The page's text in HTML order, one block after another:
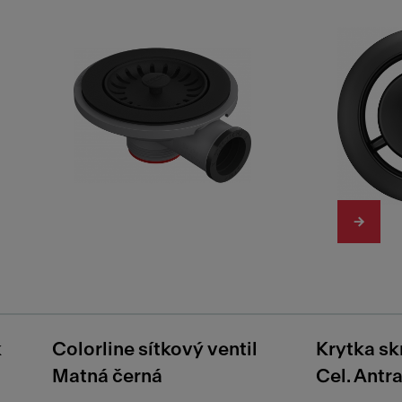
Colorline sítkový ventil
Matná černá
Krytka
Cel.